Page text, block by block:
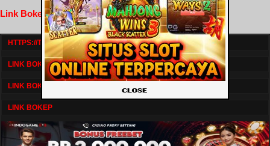
Link Bokep FilmNikmat
HTTPS://TV1.BOSKU21.CAM/
LINK BOKEP DRAMASERIAL
LINK BOKEP
LINK BOKEP